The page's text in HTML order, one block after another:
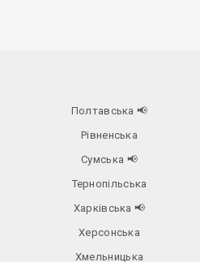
Полтавська 📢
Рівненська
Сумська 📢
Тернопільська
Харківська 📢
Херсонська
Хмельницька